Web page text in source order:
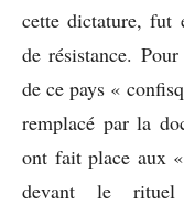
cette dictature, fut
de résistance.
de ce pays «
remplacé par la
ont fait place aux
devant le rituel